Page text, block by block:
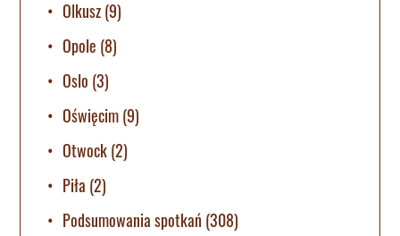
Olkusz(9)
Opole (8)
Oslo (3)
Oświęcim(9)
Otwock(2)
Piła (2)
Podsumowania spotkań (308)